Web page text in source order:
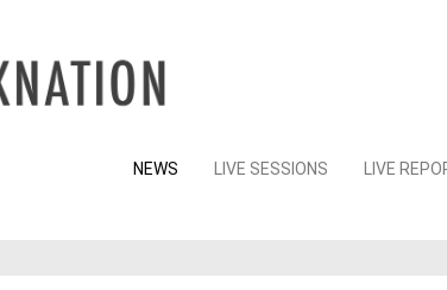
Skip
NEWS LIVE SESSIONS LIVE